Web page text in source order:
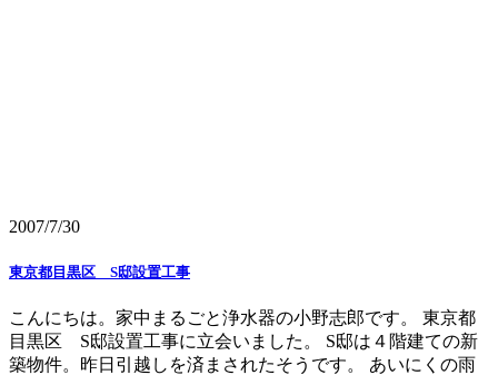
2007/7/30
東京都目黒区 S邸設置工事
こんにちは。家中まるごと浄水器の小野志郎です。 東京都
目黒区 S邸設置工事に立会いました。 S邸は４階建ての新
築物件。昨日引越しを済まされたそうです。 あいにくの雨